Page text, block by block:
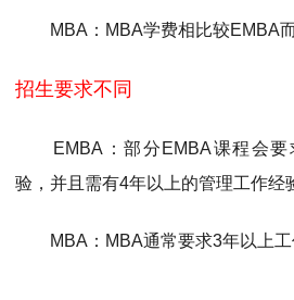
MBA：MBA学费相比较EMBA而
招生要求不同
EMBA：部分EMBA课程会要
验，并且需有4年以上的管理工作经
MBA：MBA通常要求3年以上工